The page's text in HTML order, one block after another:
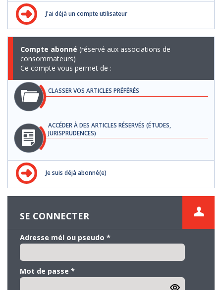
J'ai déjà un compte utilisateur
Compte abonné (réservé aux associations de
consommateurs)
Ce compte vous permet de :
CLASSER VOS ARTICLES PRÉFÉRÉS
ACCÉDER À DES ARTICLES RÉSERVÉS (ÉTUDES,
JURISPRUDENCES)
Je suis déjà abonné(e)
SE CONNECTER
Adresse mél ou pseudo *
Mot de passe *